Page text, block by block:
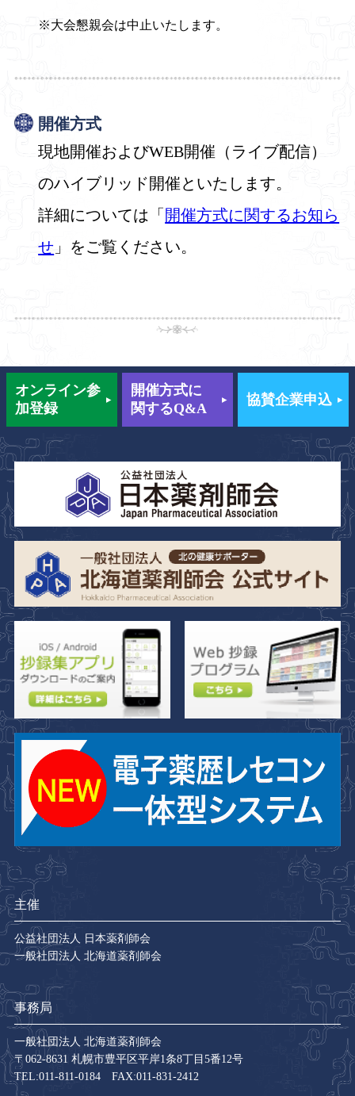
大会懇親会は中止いたします。
開催方式
現地開催およびWEB開催（ライブ配信）
のハイブリッド開催といたします。
詳細については「 開催方式に関するお知ら
せ 」をご覧ください。
オンライン参
加登録
開催方式に
関するQ&A
協賛企業申込
主催
公益社団法人 日本薬剤師会
一般社団法人 北海道薬剤師会
事務局
一般社団法人 北海道薬剤師会
〒062-8631 札幌市豊平区平岸1条8丁目5番12号
TEL:011-811-0184 FAX:011-831-2412